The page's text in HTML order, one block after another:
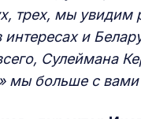
трех, мы увидим
интересах и
Сулеймана
мы больше с